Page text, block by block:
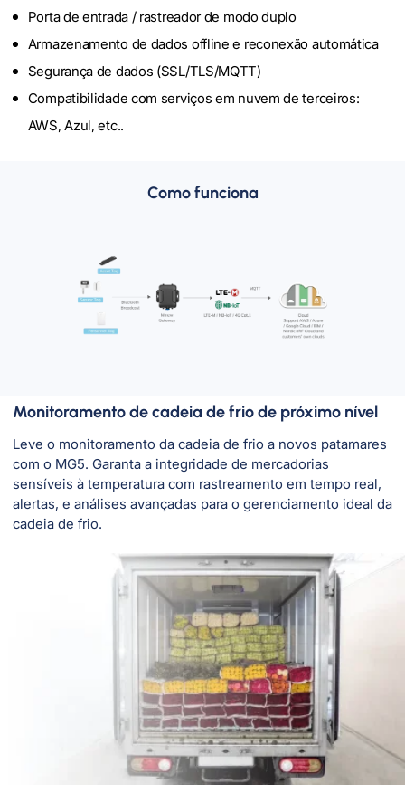
Porta de entrada / rastreador de modo duplo
Armazenamento de dados offline e reconexão automática
Segurança de dados (SSL/TLS/MQTT)
Compatibilidade com serviços em nuvem de terceiros:
AWS, Azul, etc..
Como funciona
Monitoramento de cadeia de frio de próximo nível
Leve o monitoramento da cadeia de frio a novos patamares
com o MG5. Garanta a integridade de mercadorias
sensíveis à temperatura com rastreamento em tempo real,
alertas, e análises avançadas para o gerenciamento ideal da
cadeia de frio.